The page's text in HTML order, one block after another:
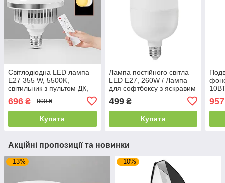
Світлодіодна LED лампа
Е27 355 W, 5500K,
світильник з пультом ДК,
кольори
696 ₴ 800 ₴
Купити
Лампа постійного світла
LED Е27, 260W / Лампа
для софтбоксу з яскравим
499₴
Купити
Акційні пропозиції та новинки
–13% –10%